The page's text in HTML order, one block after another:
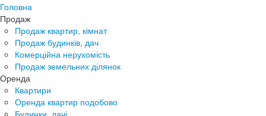
Головна
Продаж
Продаж квартир, кімнат
Продаж будинків, дач
Комерційна нерухомість
Продаж земельних ділянок
Оренда
Квартири
Оренда квартир подобово
Будинки, дачі